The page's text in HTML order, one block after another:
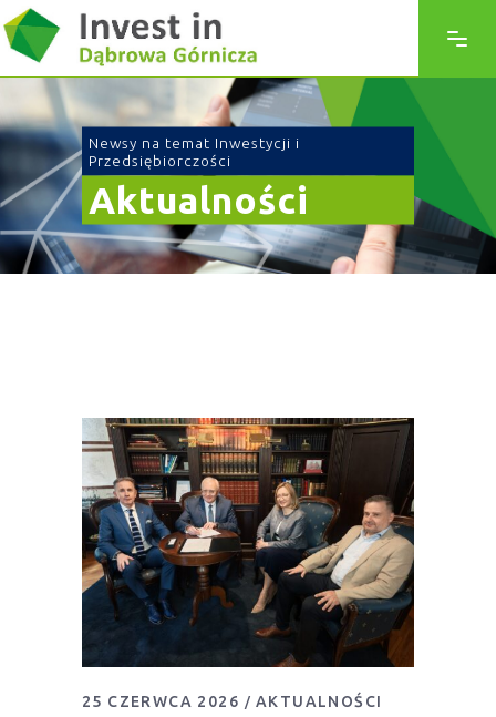
Newsy na temat Inwestycji i
Przedsiębiorczości
Aktualności
25 CZERWCA 2026 AKTUALNOŚCI